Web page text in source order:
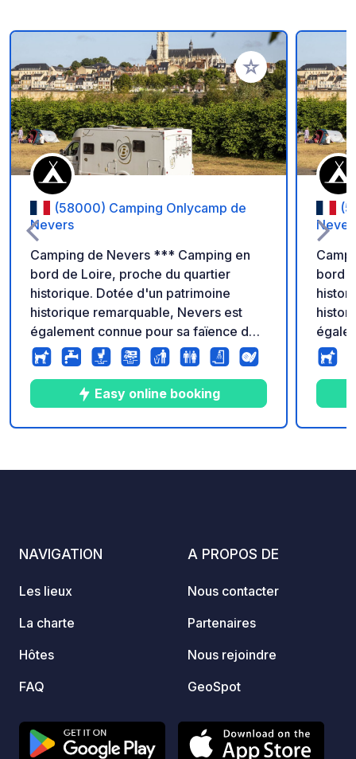
Ajouter à vos
(58000) Camping Onlycamp de
Nevers
Camping de Nevers *** Camping en
bord de Loire, proche du quartier
historique. Dotée d'un patrimoine
historique remarquable, Nevers est
également connue pour sa faïence de
qualité. Situé sur la dernière rivière
d'Europe et sur le célèbre parcours de
la "Loire à Vélo", ce camping est aussi
un paradis pour les pêcheurs. Vous
appécierez son environnement naturel
Easy online booking
bord
la
un
NAVIGATION
Les lieux
La charte
Hôtes
FAQ
A PROPOS DE
Nous contacter
Partenaires
Nous rejoindre
GeoSpot